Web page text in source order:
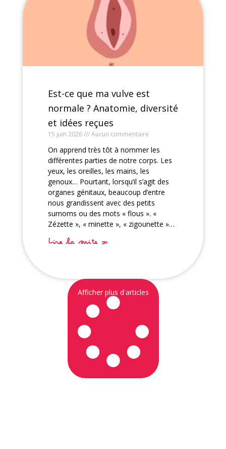
Est-ce que ma vulve est
normale ? Anatomie, diversité
et idées reçues
15 juin 2026 Aucun commentaire
On apprend très tôt à nommer les
différentes parties de notre corps. Les
yeux, les oreilles, les mains, les
genoux… Pourtant, lorsqu’il s’agit des
organes génitaux, beaucoup d’entre
nous grandissent avec des petits
surnoms ou des mots « flous ». «
Zézette », « minette », « zigounette »…
Lire la suite »
Afficher plus d'articles